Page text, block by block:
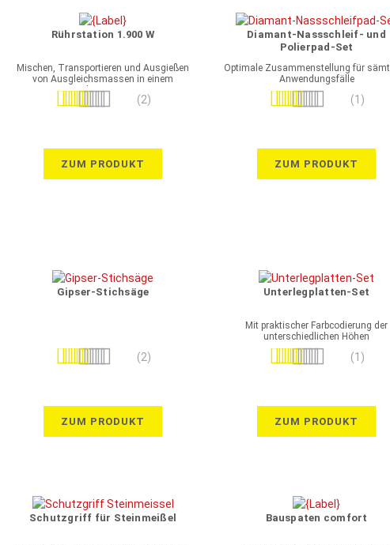
Rührstation 1.900 W
Mischen, Transportieren und Ausgießen
von Ausgleichsmassen in einem
Arbeitsgang
Bewertung: (2)
ZUM PRODUKT
Diamant-Nassschleif- und
Polierpad-Set
Optimale Zusammenstellung für
Anwendungsfälle
Bewertung:
(1)
ZUM PRODUKT
Gipser-Stichsäge
Bewertung: (2)
ZUM PRODUKT
Unterlegplatten-Set
Mit praktischer Farbcodierung der
unterschiedlichen Höhen
Bewertung:
(1)
ZUM PRODUKT
Schutzgriff für Steinmeißel Bauspaten comfort